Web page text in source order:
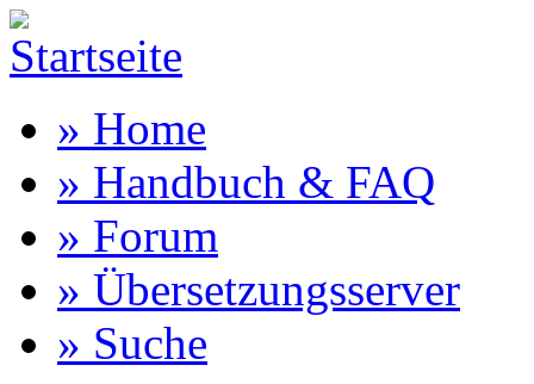
» Home
» Handbuch & FAQ
» Forum
» Übersetzungsserver
» Suche